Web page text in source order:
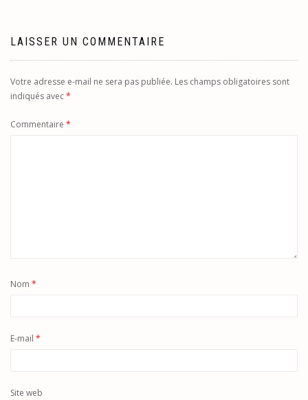
LAISSER UN COMMENTAIRE
Votre adresse e-mail ne sera pas publiée. Les champs obligatoires sont
indiqués avec*
Commentaire *
Nom *
E-mail *
Site web